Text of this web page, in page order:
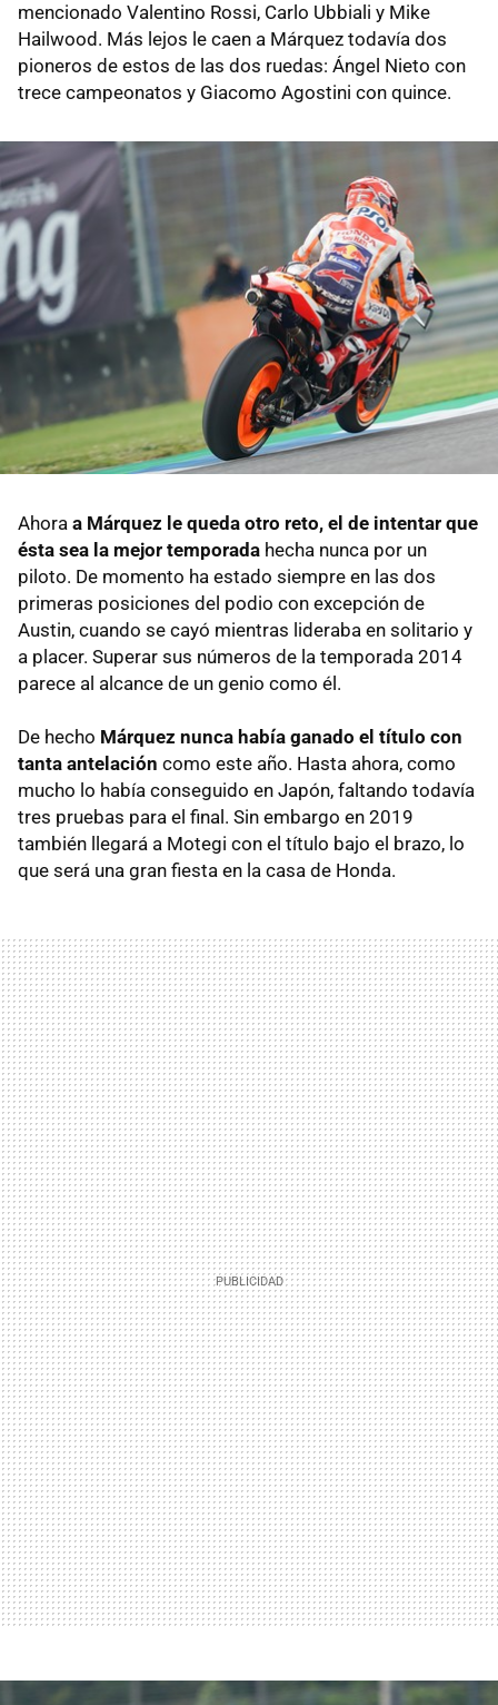
mencionado Valentino Rossi, Carlo Ubbiali y Mike
Hailwood. Más lejos le caen a Márquez todavía dos
pioneros de estos de las dos ruedas: Ángel Nieto con
trece campeonatos y Giacomo Agostini con quince.
Ahora a Márquez le queda otro reto, el de intentar que
ésta sea la mejor temporada hecha nunca por un
piloto. De momento ha estado siempre en las dos
primeras posiciones del podio con excepción de
Austin, cuando se cayó mientras lideraba en solitario y
a placer. Superar sus números de la temporada 2014
parece al alcance de un genio como él.
De hecho Márquez nunca había ganado el título con
tanta antelación como este año. Hasta ahora, como
mucho lo había conseguido en Japón, faltando todavía
tres pruebas para el final. Sin embargo en 2019
también llegará a Motegi con el título bajo el brazo, lo
que será una gran fiesta en la casa de Honda.